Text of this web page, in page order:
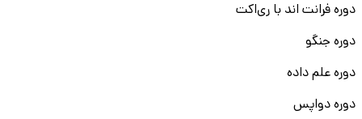
دوره فرانت اند با ری‌اکت
دوره جنگو
دوره علم داده
دوره دواپس